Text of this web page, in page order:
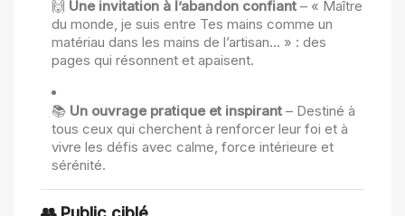
🙌 Une invitation à l’abandon confiant – « Maître
du monde, je suis entre Tes mains comme un
matériau dans les mains de l’artisan… » : des
pages qui résonnent et apaisent.
📚 Un ouvrage pratique et inspirant – Destiné à
tous ceux qui cherchent à renforcer leur foi et à
vivre les défis avec calme, force intérieure et
sérénité.